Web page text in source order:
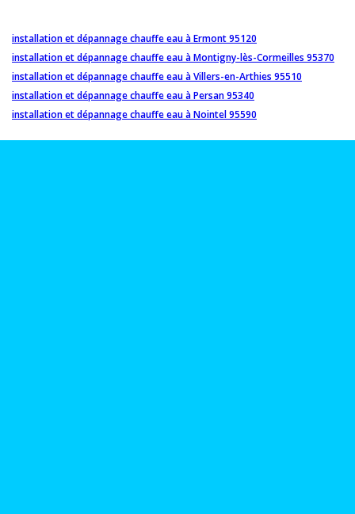
installation et dépannage chauffe eau à Ermont 95120
installation et dépannage chauffe eau à Montigny-lès-Cormeilles 95370
installation et dépannage chauffe eau à Villers-en-Arthies 95510
installation et dépannage chauffe eau à Persan 95340
installation et dépannage chauffe eau à Nointel 95590